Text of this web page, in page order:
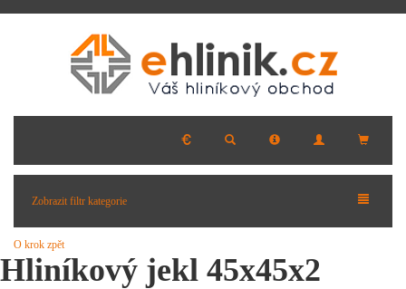
Zobrazit filtr kategorie
O krok zpět
Hliníkový jekl 45x45x2